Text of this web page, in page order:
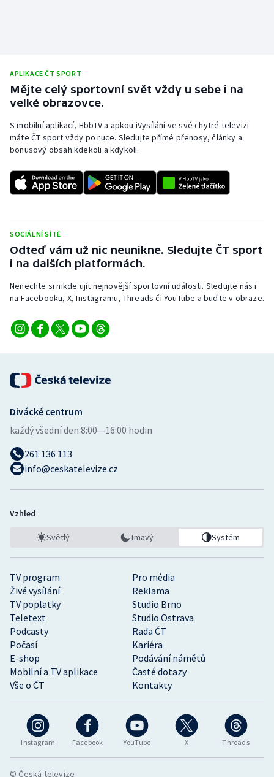
Ragby
Rychlobruslení
Rychlostní kanoistika
Short track
Stolní tenis
Triatlon
Veslování
Vodní slalom
Volejbal
Ostatní
APLIKACE ČT SPORT
Mějte celý sportovní svět vždy u sebe i na
velké obrazovce.
S mobilní aplikací, HbbTV a apkou iVysílání ve své chytré televizi
máte ČT sport vždy po ruce. Sledujte přímé přenosy, články a
bonusový obsah kdekoli a kdykoli.
SOCIÁLNÍ SÍTĚ
Odteď vám už nic neunikne. Sledujte ČT sport
i na dalších platformách.
Nenechte si nikde ujít nejnovější sportovní události. Sledujte nás i
na Facebooku, X, Instagramu, Threads či YouTube a buďte v obraze.
Instagram Facebook YouTube X Threads
TV program
Pro média
Živé vysílání
Reklama
TV poplatky
Studio Brno
Teletext
Studio Ostrava
Podcasty
Rada ČT
Počasí
Kariéra
E-shop
Podávání námětů
Mobilní a TV aplikace
Časté dotazy
Vše o ČT
Kontakty
Divácké centrum
každý všední den:8:00—16:00 hodin
261 136 113
info@ceskatelevize.cz
Vzhled
Světlý Tmavý Systém
© Česká televize